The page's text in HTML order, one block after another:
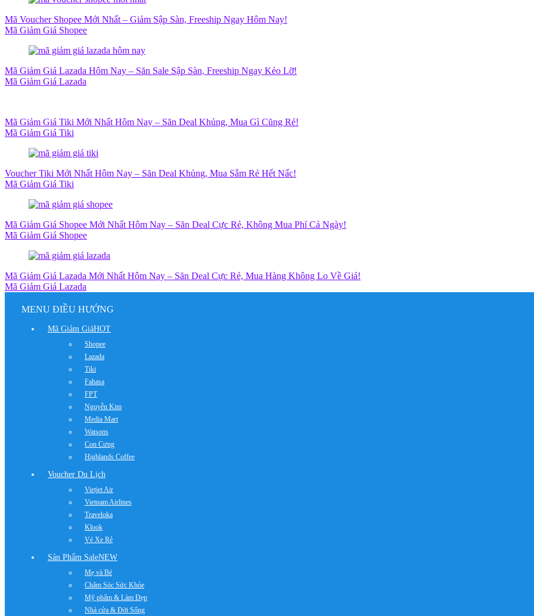
Mã Voucher Shopee Mới Nhất – Giảm Sập Sàn, Freeship Ngay Hôm Nay!
Mã Giảm Giá Shopee
Mã Giảm Giá Lazada Hôm Nay – Săn Sale Sập Sàn, Freeship Ngay Kẻo Lỡ!
Mã Giảm Giá Lazada
Mã Giảm Giá Tiki Mới Nhất Hôm Nay – Săn Deal Khủng, Mua Gì Cũng Rẻ!
Mã Giảm Giá Tiki
Voucher Tiki Mới Nhất Hôm Nay – Săn Deal Khủng, Mua Sắm Rẻ Hết Nấc!
Mã Giảm Giá Tiki
Mã Giảm Giá Shopee Mới Nhất Hôm Nay – Săn Deal Cực Rẻ, Không Mua Phí Cả Ngày!
Mã Giảm Giá Shopee
Mã Giảm Giá Lazada Mới Nhất Hôm Nay – Săn Deal Cực Rẻ, Mua Hàng Không Lo Về Giá!
Mã Giảm Giá Lazada
MENU ĐIỀU HƯỚNG
Mã Giảm GiáHOT
Shopee
Lazada
Tiki
Fahasa
FPT
Nguyễn Kim
Media Mart
Watsons
Con Cưng
Highlands Coffee
Voucher Du Lịch
Vietjet Air
Vietnam Airlines
Traveloka
Klook
Vé Xe Rẻ
Sản Phẩm SaleNEW
Mẹ và Bé
Chăm Sóc Sức Khỏe
Mỹ phẩm & Làm Đẹp
Nhà cửa & Đời Sống